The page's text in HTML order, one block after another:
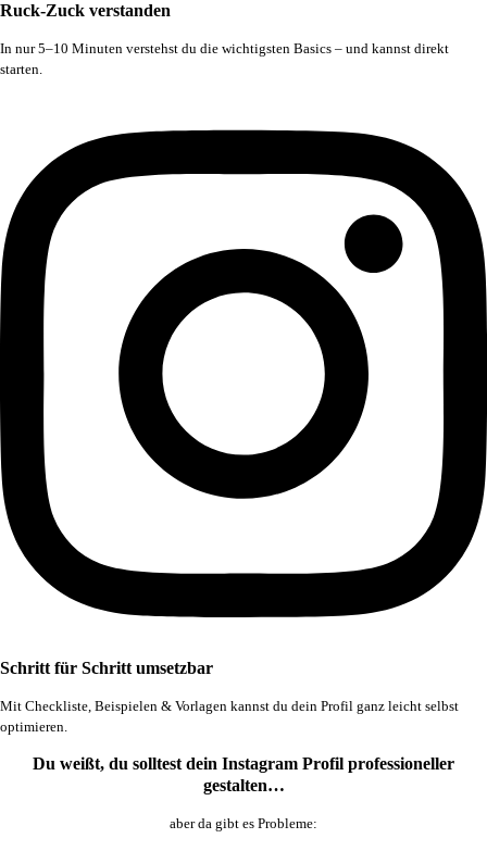
Ruck-Zuck verstanden
In nur 5–10 Minuten verstehst du die wichtigsten Basics – und kannst direkt
starten.
Schritt für Schritt umsetzbar
Mit Checkliste, Beispielen & Vorlagen kannst du dein Profil ganz leicht selbst
optimieren.
Du weißt, du solltest dein Instagram Profil professioneller
gestalten…
aber da gibt es Probleme: